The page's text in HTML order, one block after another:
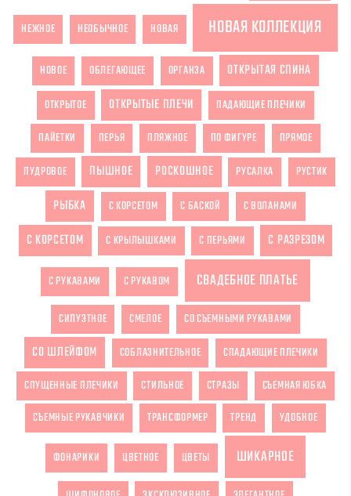
НЕЖНОЕ НЕОБЫЧНОЕ НОВАЯ НОВАЯ КОЛЛЕКЦИЯ
НОВОЕ ОБЛЕГАЮЩЕЕ ОРГАНЗА ОТКРЫТАЯ СПИНА
ОТКРЫТОЕ ОТКРЫТЫЕ ПЛЕЧИ ПАДАЮЩИЕ ПЛЕЧИКИ
ПАЙЕТКИ ПЕРЬЯ ПЛЯЖНОЕ ПО ФИГУРЕ ПРЯМОЕ
ПУДРОВОЕ ПЫШНОЕ РОСКОШНОЕ РУСАЛКА РУСТИК
РЫБКА С КОРСЕТОМ С БАСКОЙ С ВОЛАНАМИ
С КОРСЕТОМ С КРЫЛЫШКАМИ С ПЕРЬЯМИ С РАЗРЕЗОМ
С РУКАВАМИ С РУКАВОМ СВАДЕБНОЕ ПЛАТЬЕ
СИЛУЭТНОЕ СМЕЛОЕ СО СЪЕМНЫМИ РУКАВАМИ
СО ШЛЕЙФОМ СОБЛАЗНИТЕЛЬНОЕ СПАДАЮЩИЕ ПЛЕЧИКИ
СПУЩЕННЫЕ ПЛЕЧИКИ СТИЛЬНОЕ СТРАЗЫ СЪЕМНАЯ ЮБКА
СЪЕМНЫЕ РУКАВЧИКИ ТРАНСФОРМЕР ТРЕНД УДОБНОЕ
ФОНАРИКИ ЦВЕТНОЕ ЦВЕТЫ ШИКАРНОЕ